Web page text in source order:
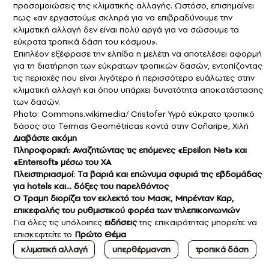
προσομοιώσεις της κλιματικής αλλαγής. Ωστόσο, επισημαίνει
πως «αν εργαστούμε σκληρά για να επιβραδύνουμε την
κλιματική αλλαγή δεν είναι πολύ αργά για να σώσουμε τα
εύκρατα τροπικά δάση του κόσμου».
Επιπλέον εξέφρασε την ελπίδα η μελέτη να αποτελέσει αφορμή
για τη διατήρηση των εύκρατων τροπικών δασών, εντοπίζοντας
τις περιοχές που είναι λιγότερο ή περισσότερο ευάλωτες στην
κλιματική αλλαγή και όπου υπάρχει δυνατότητα αποκατάστασης
των δασών.
Photo: Commons.wikimedia/ Cristofer Υγρό εύκρατο τροπικό
δάσος στο Termas Geométricas κοντά στην Coñaripe, Χιλή
Διαβάστε ακόμη
Πληροφορική: Αναζητώντας τις επόμενες «Epsilon Net» και
«Entersoft» μέσω του ΧΑ
Πλειστηριασμοί: Τα βαριά και επώνυμα σφυριά της εβδομάδας
για hotels και… δόξες του παρελθόντος
Ο Τραμπ διορίζει τον εκλεκτό του Μασκ, Μπρένταν Καρ,
επικεφαλής του ρυθμιστικού φορέα των τηλεπικοινωνιών
Για όλες τις υπόλοιπες ειδήσεις της επικαιρότητας μπορείτε να
επισκεφτείτε το Πρώτο Θέμα
κλιματική αλλαγή
υπερθέρμανση τροπικά δάση